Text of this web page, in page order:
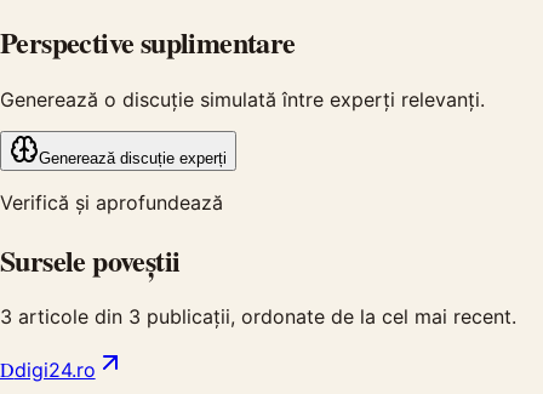
Perspective suplimentare
Generează o discuție simulată între experți relevanți.
Generează discuție experți
Verifică și aprofundează
Sursele poveștii
3 articole din 3 publicații, ordonate de la cel mai recent.
Ddigi24.ro